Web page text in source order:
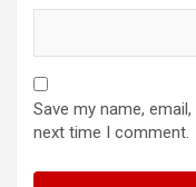
Save my name,
next time I comment.